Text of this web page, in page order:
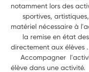
notamment lors des
sportives, artistiques,
matériel nécessaire à
la remise en état des
directement aux élèves .
Accompagner
élève dans une activité.